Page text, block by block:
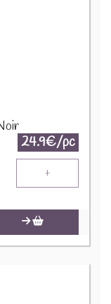
24.9€/pc
+